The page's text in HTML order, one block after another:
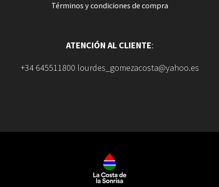
Términos y condiciones de compra
ATENCIÓN AL CLIENTE:
+34 645511800 lourdes_gomezacosta@yahoo.es